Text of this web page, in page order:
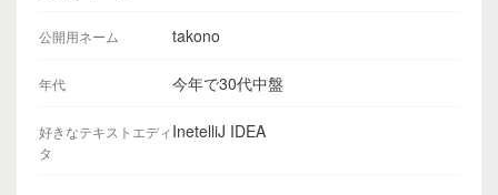
公開用ネーム takono
年代 今年で30代中盤
好きなテキストエディ
タ
InetelliJ IDEA